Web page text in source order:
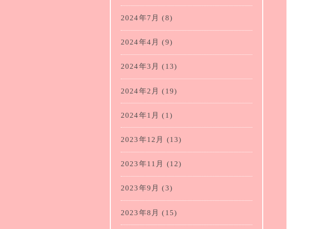
2024年7月 (8)
2024年4月 (9)
2024年3月 (13)
2024年2月 (19)
2024年1月 (1)
2023年12月 (13)
2023年11月 (12)
2023年9月 (3)
2023年8月 (15)